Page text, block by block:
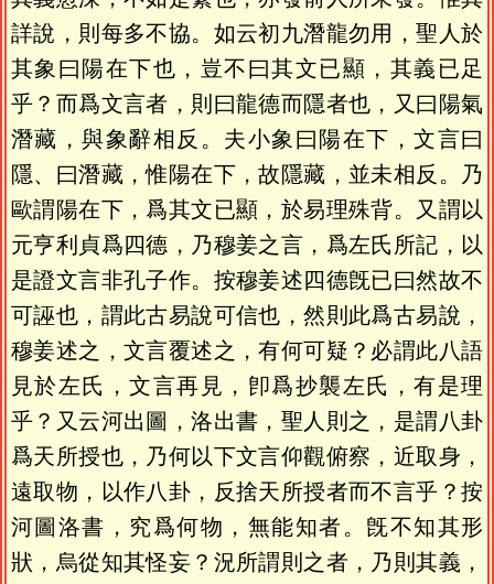
詳說，則每多不協。如云初九潛龍勿用，聖人於
其象曰陽在下也，豈不曰其文已顯，其義已足
乎？而爲文言者，則曰龍德而隱者也，又曰陽氣
潛藏，與象辭相反。夫小象曰陽在下，文言曰
隱、曰潛藏，惟陽在下，故隱藏，並未相反。乃
歐謂陽在下，爲其文已顯，於易理殊背。又謂以
元亨利貞爲四德，乃穆姜之言，爲左氏所記，以
是證文言非孔子作。按穆姜述四德旣已曰然故不
可誣也，謂此古易說可信也，然則此爲古易說，
穆姜述之，文言覆述之，有何可疑？必謂此八語
見於左氏，文言再見，卽爲抄襲左氏，有是理
乎？又云河出圖，洛出書，聖人則之，是謂八卦
爲天所授也，乃何以下文言仰觀俯察，近取身，
遠取物，以作八卦，反捨天所授者而不言乎？按
河圖洛書，究爲何物，無能知者。旣不知其形
狀，烏從知其怪妄？況所謂則之者，乃則其義，